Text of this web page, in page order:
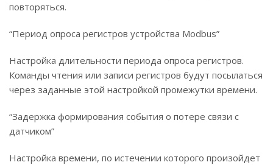
повторяться.
“Период опроса регистров устройства Modbus”
Настройка длительности периода опроса регистров.
Команды чтения или записи регистров будут посылаться
через заданные этой настройкой промежутки времени.
“Задержка формирования события о потере связи с
датчиком”
Настройка времени, по истечении которого произойдет